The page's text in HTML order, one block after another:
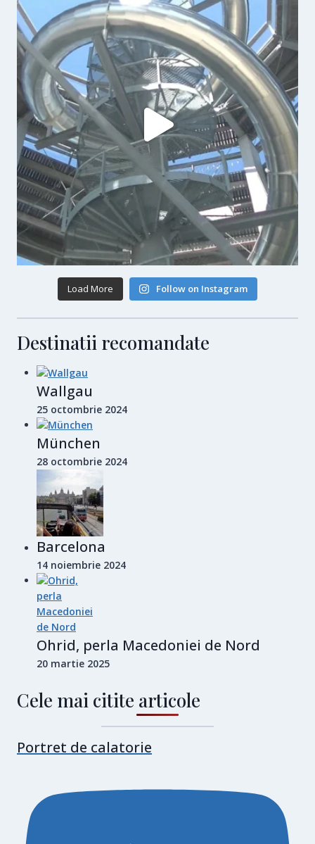
Load More Follow on Instagram
Destinatii recomandate
Wallgau
25 octombrie 2024
München
28 octombrie 2024
Barcelona
14 noiembrie 2024
Ohrid, perla Macedoniei de Nord
20 martie 2025
Cele mai citite articole
Portret de calatorie